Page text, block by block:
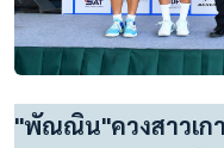
"พัณณิน"ควงสาวเ